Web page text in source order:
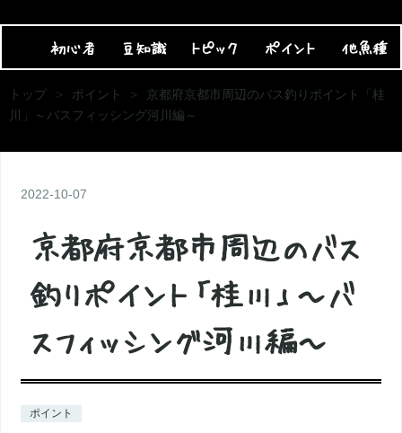
初心者 豆知識 トピック ポイント 他魚種
トップ > ポイント >
京都府京都市周辺のバス釣りポイント「桂
川」～バスフィッシング河川編～
2022-10-07
京都府京都市周辺のバス
釣りポイント「桂川」～バ
スフィッシング河川編～
ポイント